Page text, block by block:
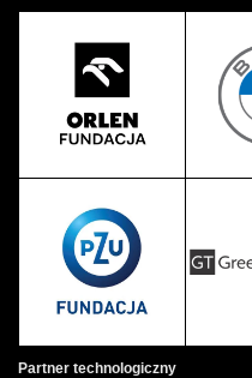
Partner technologiczny